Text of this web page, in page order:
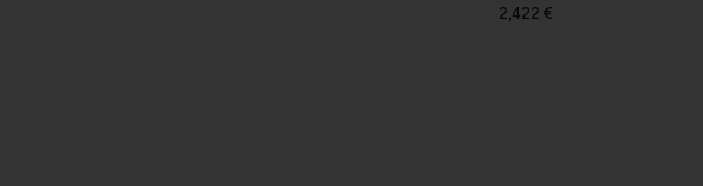
2,422 €